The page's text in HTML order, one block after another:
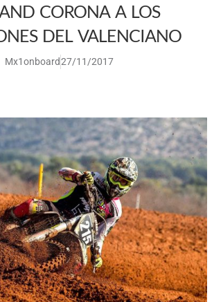
CORONA A LOS
DEL VALENCIANO
Mx1onboard27/11/2017